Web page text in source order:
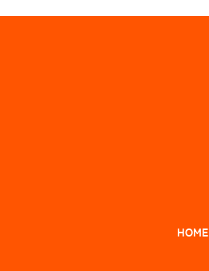
HOME